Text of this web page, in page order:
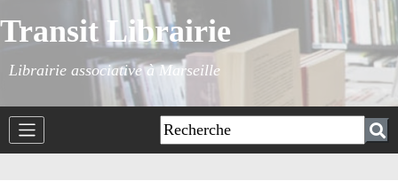
Transit Librairie
Librairie associative à Marseille